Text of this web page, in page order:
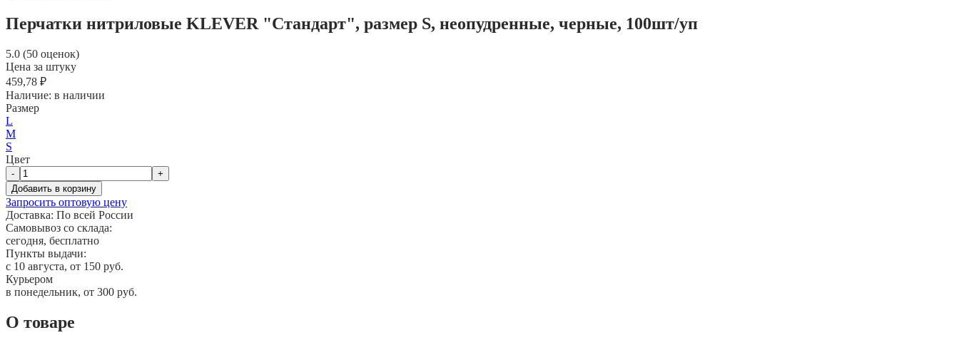
Перчатки нитриловые KLEVER "Стандарт", размер S, неопудренные, черные, 100шт/уп
5.0 (50 оценок)
Цена за штуку
459,78 ₽
Наличие: в наличии
Размер
L
M
S
Цвет
-
+
Добавить в корзину
Запросить оптовую цену
Доставка: По всей России
Самовывоз со склада:
сегодня, бесплатно
Пункты выдачи:
c 10 августа, от 150 руб.
Курьером
в понедельник, от 300 руб.
О товаре